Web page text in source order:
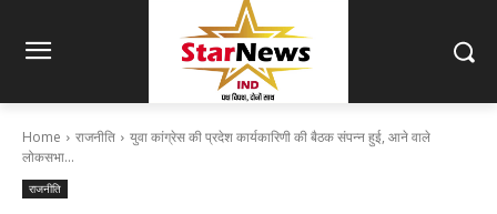
Home राजनीति
युवा कांग्रेस की प्रदेश कार्यकारिणी की बैठक संपन्न हुई, आने वाले
लोकसभा...
राजनीति